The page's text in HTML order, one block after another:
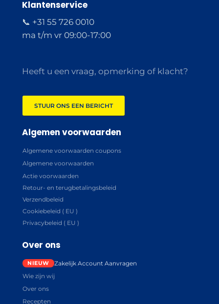
Klantenservice
📞 +31 55 726 0010
ma t/m vr 09:00-17:00
Heeft u een vraag, opmerking of klacht?
STUUR ONS EEN BERICHT
Algemen voorwaarden
Algemene voorwaarden coupons
Algemene voorwaarden
Actie voorwaarden
Retour- en terugbetalingsbeleid
Verzendbeleid
Cookiebeleid ( EU )
Privacybeleid ( EU )
Over ons
Zakelijk Account Aanvragen
Wie zijn wij
Over ons
Recepten